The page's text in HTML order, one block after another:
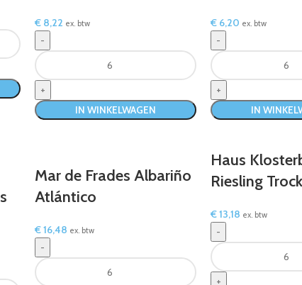
€8,22 ex. btw
IN WINKELWAGEN
€ 6,20 ex. btw
IN
Mar de Frades Albariño
Atlántico
€16,48 ex. btw
Haus
Riesling
€13,18 ex. btw